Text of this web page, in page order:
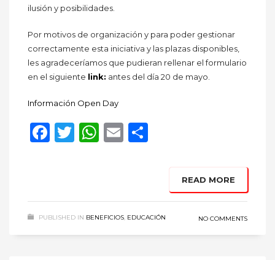
ilusión y posibilidades.
Por motivos de organización y para poder gestionar
correctamente esta iniciativa y las plazas disponibles,
les agradeceríamos que pudieran rellenar el formulario
en el siguiente link: antes del día 20 de mayo.
Información Open Day
Facebook
Twitter
WhatsApp
Email
READ MORE
PUBLISHED IN BENEFICIOS, EDUCACIÓN NO COMMENTS